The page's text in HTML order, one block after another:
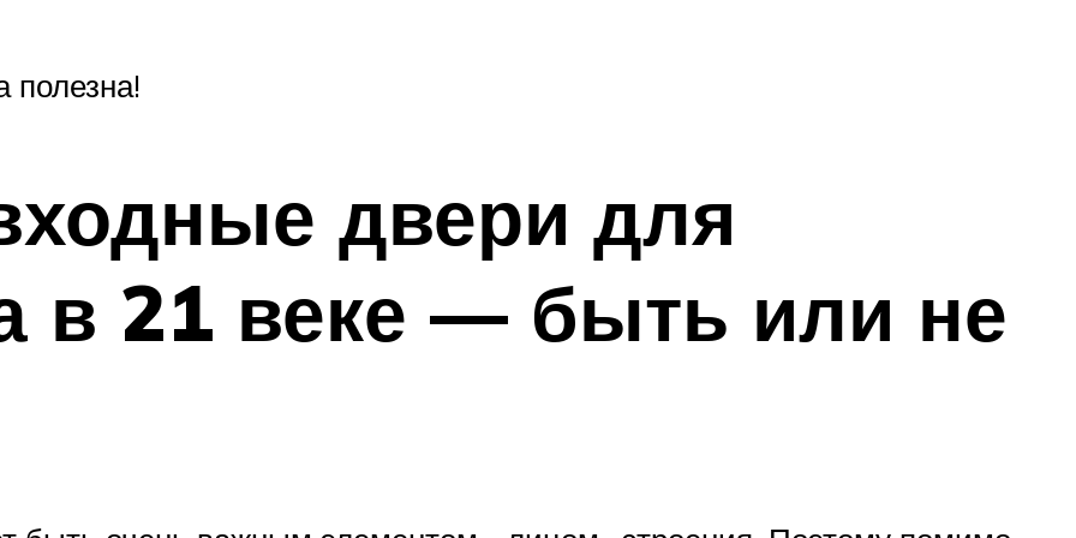
двери для
в 21 веке — быть или не